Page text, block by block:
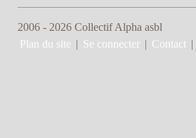
2006 - 2026 Collectif Alpha asbl
Plan du site | Se connecter | Contact |